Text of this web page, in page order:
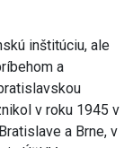
inštitúciu, ale
a
v roku 1945 v
a Brne, v